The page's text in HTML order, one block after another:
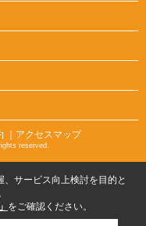
｜アクセスマップ
reserved.
サービス向上検討を目的と
をご確認ください。